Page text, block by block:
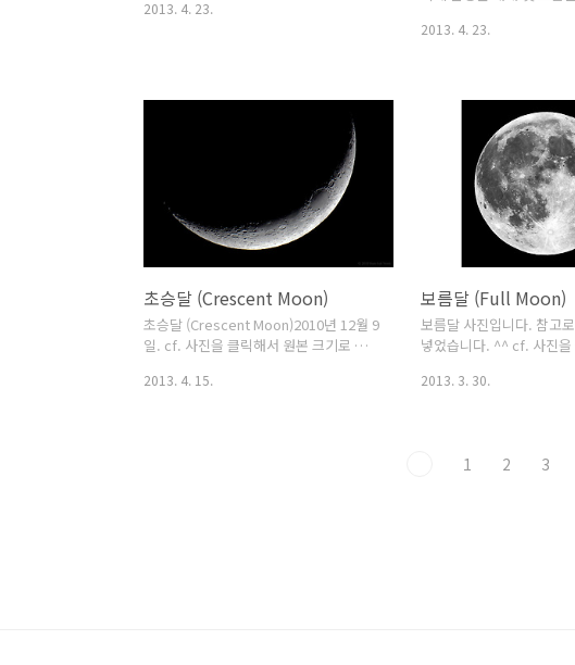
2013. 4. 23.
--------------------Date :
Canon EOS 5D Mark II
camera.Telescope :
(T.M.B 254mm super
film format : 2245mm.
8.8Exposure : 2 mosaic
second x 2 + 1/500
400Mode : JP..
2013. 4. 23.
초승달 (Crescent Moon)
초승달 (Crescent Moon)2010년 12월 9
일. cf. 사진을 클릭해서 원본 크기로 보시
18:57 (KST).Object : Crescent
2013. 4. 15.
보름달 (Full Moon)
보름달 사진입니다. 참고
넣었습니다. ^^ cf. 사진을
II digital camera.
2013. 3. 30.
1 2 3